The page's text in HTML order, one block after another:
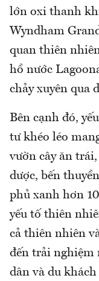
lớn oxi thanh
Wyndham
quan thiên
hồ nước
chảy xuyên qua
Bên cạnh đó,
tư khéo léo
vườn cây ăn
dược, bến
phủ xanh hơn
yếu tố thiên
cả thiên nhiên
đến trải nghiệm
dân và du